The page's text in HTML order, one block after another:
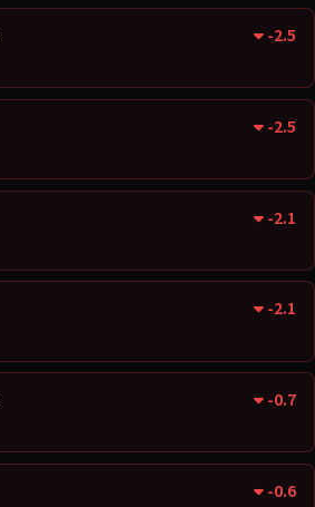
-2.5
-2.5
-2.1
-2.1
-0.7
-0.6